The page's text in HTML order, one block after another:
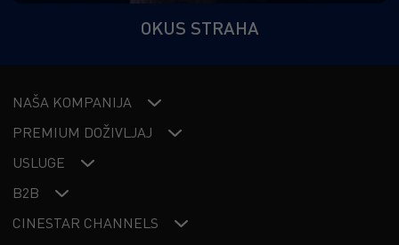
OKUS STRAHA
NAŠA KOMPANIJA
PREMIUM DOŽIVLJAJ
USLUGE
B2B
CINESTAR CHANNELS